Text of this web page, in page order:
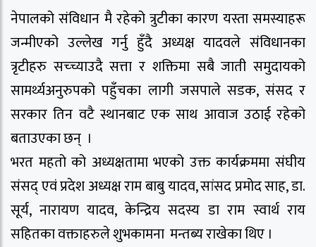
नेपालको संविधान मै रहेको त्रुटीका कारण यस्ता समस्याहरू
जन्मीएको उल्लेख गर्नु हुँदै अध्यक्ष यादवले संविधानका
त्रृटीहरु सच्च्याउदै सत्ता र शक्तिमा सबै जाती समुदायको
सामर्थ्यअनुरुपको पहुँचका लागी जसपाले सडक, संसद र
सरकार तिन वटै स्थानबाट एक साथ आवाज उठाई रहेको
बताउएका छन् ।
भरत महतो को अध्यक्षतामा भएको उक्त कार्यक्रममा संघीय
संसद् एवं प्रदेश अध्यक्ष राम बाबु यादव, सांसद प्रमोद साह, डा.
सूर्य, नारायण यादव, केन्द्रिय सदस्य डा राम स्वार्थ राय
सहितका वक्ताहरुले शुभकामना मन्तब्य राखेका थिए ।